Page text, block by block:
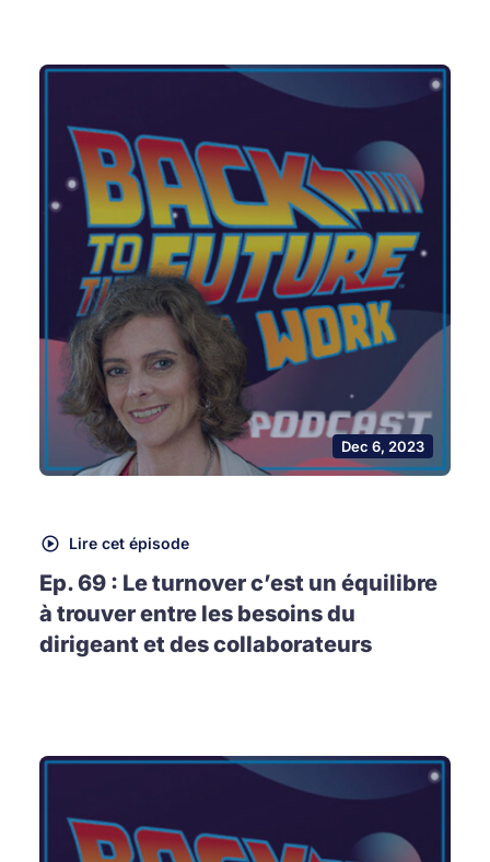
Dec 6, 2023
Lire cet épisode
Ep. 69 : Le turnover c’est un équilibre
à trouver entre les besoins du
dirigeant et des collaborateurs